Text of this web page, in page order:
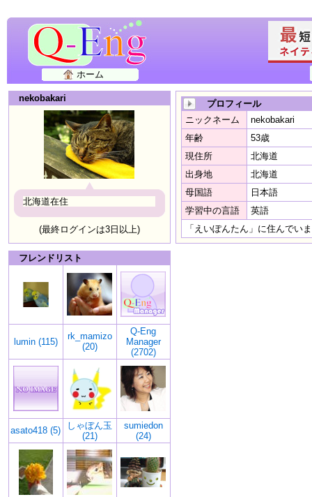
ホーム
nekobakari
北海道在住
(最終ログインは3日以上)
フレンドリスト
lumin (115)
rk_mamizo
(20)
Q-Eng
Manager
(2702)
asato418 (5)
しゃぼん玉
(21)
sumiedon
(24)
プロフィール
ニックネーム
nekobakari
年齢
53歳
現住所
北海道
出身地
北海道
母国語
日本語
学習中の言語
英語
「えいぽんたん」に住んでい